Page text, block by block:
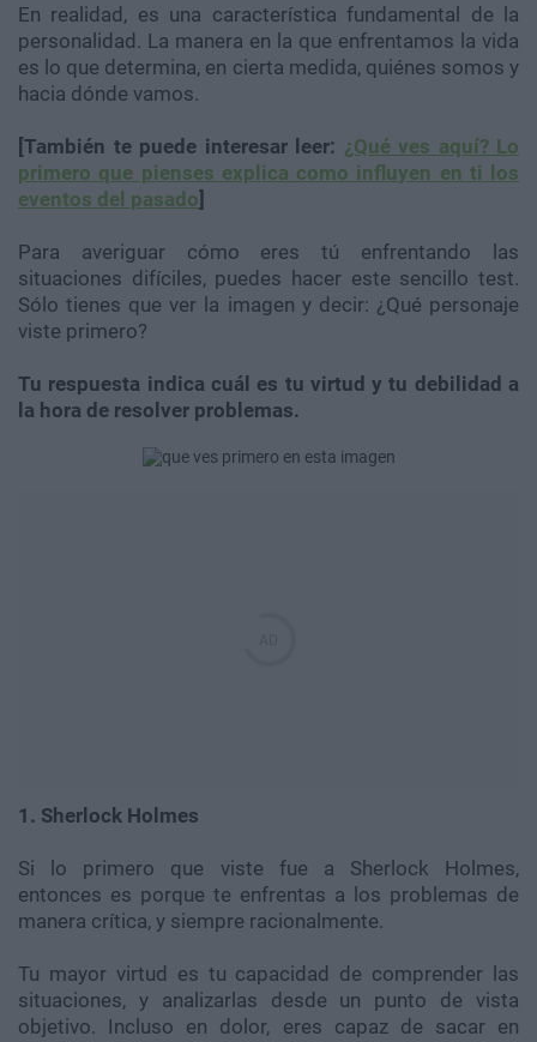
En realidad, es una característica fundamental de la
personalidad. La manera en la que enfrentamos la vida
es lo que determina, en cierta medida, quiénes somos y
hacia dónde vamos.
[También te puede interesar leer: ¿Qué ves aquí? Lo
primero que pienses explica como influyen en ti los
eventos del pasado]
Para averiguar cómo eres tú enfrentando las
situaciones difíciles, puedes hacer este sencillo test.
Sólo tienes que ver la imagen y decir: ¿Qué personaje
viste primero?
Tu respuesta indica cuál es tu virtud y tu debilidad a
la hora de resolver problemas.
1. Sherlock Holmes
Si lo primero que viste fue a Sherlock Holmes,
entonces es porque te enfrentas a los problemas de
manera crítica, y siempre racionalmente.
Tu mayor virtud es tu capacidad de comprender las
situaciones, y analizarlas desde un punto de vista
objetivo. Incluso en dolor, eres capaz de sacar en